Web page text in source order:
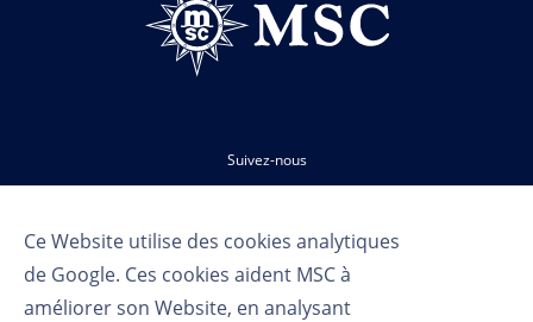
Ce Website utilise des cookies analytiques
de Google. Ces cookies aident MSC à
améliorer son Website, en analysant
Suivez-nous